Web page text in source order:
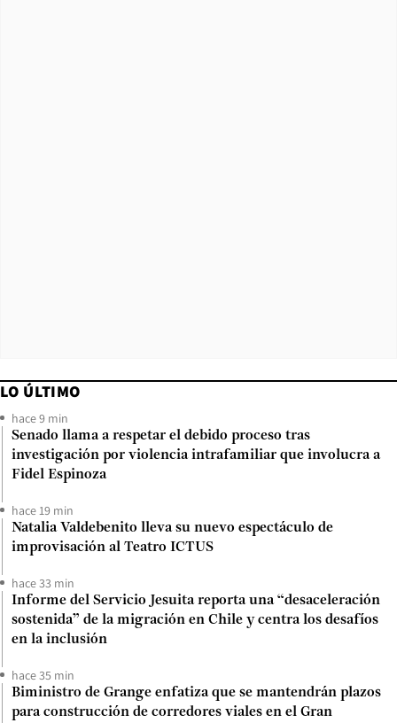
LO ÚLTIMO
hace 9 min
Senado llama a respetar el debido proceso tras
investigación por violencia intrafamiliar que involucra a
Fidel Espinoza
hace 19 min
Natalia Valdebenito lleva su nuevo espectáculo de
improvisación al Teatro ICTUS
hace 33 min
Informe del Servicio Jesuita reporta una “desaceleración
sostenida” de la migración en Chile y centra los desafíos
en la inclusión
hace 35 min
Biministro de Grange enfatiza que se mantendrán plazos
para construcción de corredores viales en el Gran